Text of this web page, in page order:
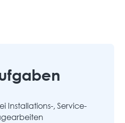
Installations-, Service-